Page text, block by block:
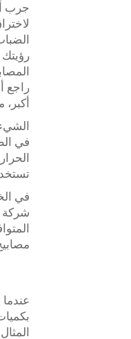
جرب
راجع
في
في
شركة